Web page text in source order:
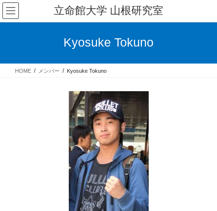
コ
ン
テ
ス
ナ
ビ
ゲ
ン
立命館大学 山根研究室
Kyosuke Tokuno
HOME メンバー Kyosuke Tokuno